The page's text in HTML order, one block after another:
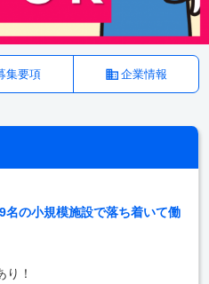
集要項 企業情報
の小規模施設で落ち着いて働
り！